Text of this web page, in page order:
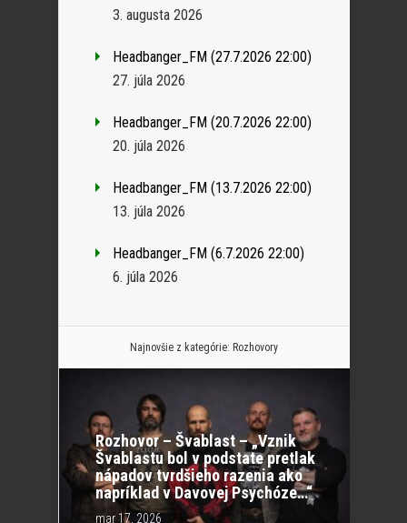
3. augusta 2026
Headbanger_FM (27.7.2026 22:00)
27. júla 2026
Headbanger_FM (20.7.2026 22:00)
20. júla 2026
Headbanger_FM (13.7.2026 22:00)
13. júla 2026
Headbanger_FM (6.7.2026 22:00)
6. júla 2026
Najnovšie z kategórie: Rozhovory
Rozhovor – Švablast – „Vznik
Švablastu bol v podstate pretlak
nápadov tvrdšieho razenia ako
napríklad v Davovej Psychóze…“
mar 17, 2026